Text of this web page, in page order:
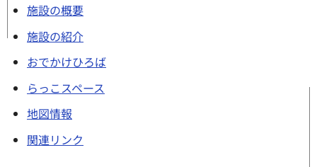
施設の概要
施設の紹介
おでかけひろば
らっこスペース
地図情報
関連リンク